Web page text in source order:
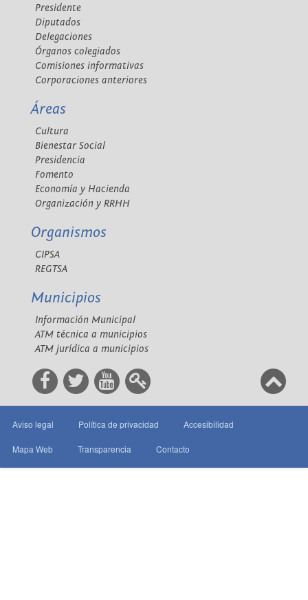
Presidente
Diputados
Delegaciones
Órganos colegiados
Comisiones informativas
Corporaciones anteriores
Áreas
Cultura
Bienestar Social
Presidencia
Fomento
Economía y Hacienda
Organización y RRHH
Organismos
CIPSA
REGTSA
Municipios
Información Municipal
ATM técnica a municipios
ATM jurídica a municipios
Aviso legal Política de privacidad Accesibilidad
Mapa Web Transparencia Contacto